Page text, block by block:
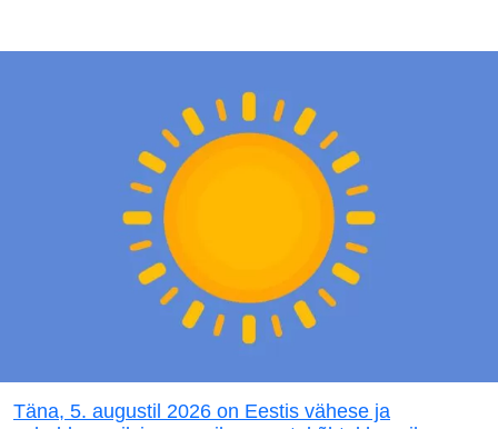
Täna, 5. augustil 2026 on Eestis vähese ja